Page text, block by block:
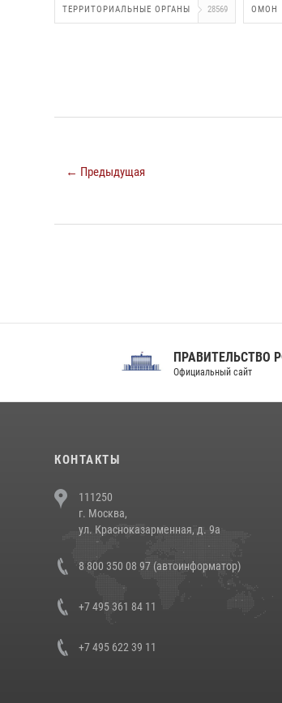
ТЕРРИТОРИАЛЬНЫЕ ОРГАНЫ 28569 ОМОН
← Предыдущая
ПРАВИТЕЛЬСТВО РФ
Официальный сайт
КОНТАКТЫ
111250
г. Москва,
ул. Красноказарменная, д. 9а
8 800 350 08 97 (автоинформатор)
+7 495 361 84 11
+7 495 622 39 11